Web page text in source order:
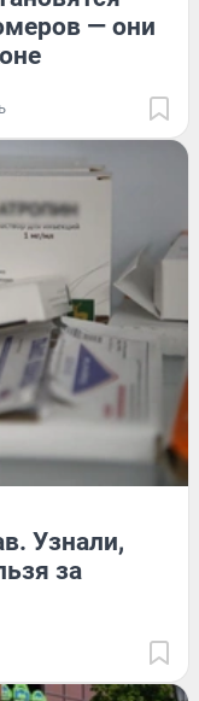
— они
Узнали,
за